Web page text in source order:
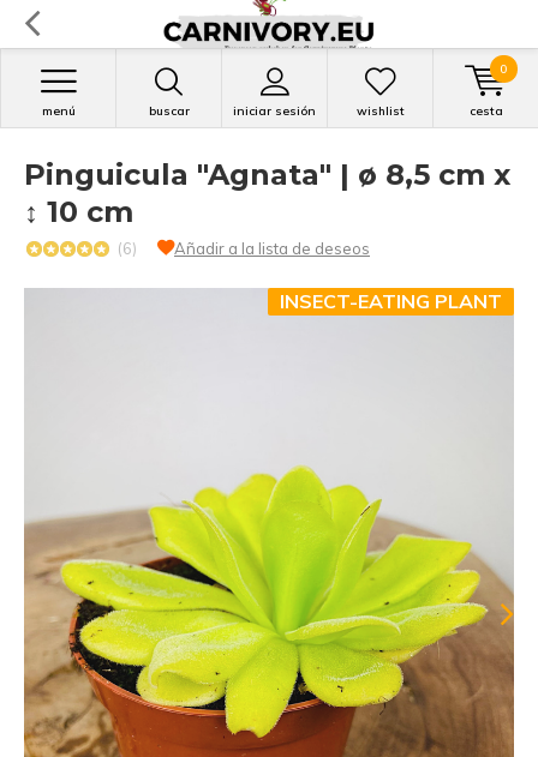
buscar iniciar sesión
menú wishlist cesta
0
Pinguicula "Agnata" | ø 8,5 cm x
↕ 10 cm
(6) Añadir a la lista de deseos
INSECT-EATING PLANT